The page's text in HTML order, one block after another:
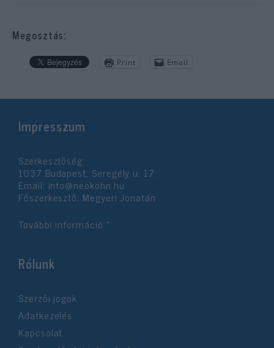
Megosztás:
Print Email
Impresszum
Szerkesztőség:
1037 Budapest, Seregély u. 17.
Email: info@neokohn.hu
Főszerkesztő: Megyeri Jonatán
További információ »
Rólunk
Szerzői jogok
Adatkezelés
Kapcsolat